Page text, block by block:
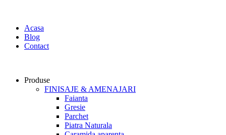
Acasa
Blog
Contact
Produse
FINISAJE & AMENAJARI
Faianta
Gresie
Parchet
Piatra Naturala